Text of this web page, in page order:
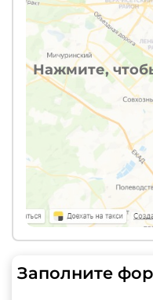
Нажмите,
Заполните